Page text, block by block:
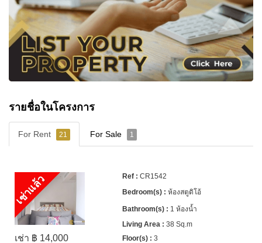
รายชื่อในโครงการ
For Rent 21 For Sale 1
เช่าแล้ว
เช่า ฿ 14,000
CR1542
ห้องสตูดิโอ้
1 ห้องน้ำ
38 Sq.m
3